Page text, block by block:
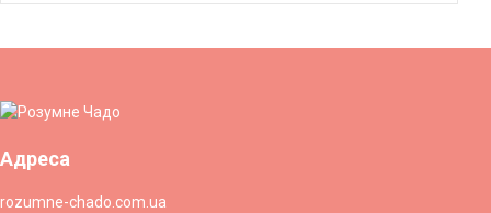
Адреса
rozumne-chado.com.ua